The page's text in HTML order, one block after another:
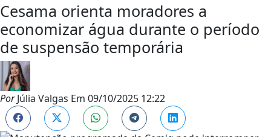
Cesama orienta moradores a
economizar água durante o período
de suspensão temporária
PorJúlia Valgas Em 09/10/2025 12:22